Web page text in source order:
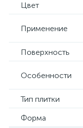
Цвет
Применение
Поверхность
Особенности
Тип плитки
Форма